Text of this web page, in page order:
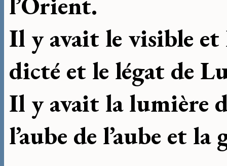
Il y avait le visible
dicté et le légat de
Il y avait la lumière
l’aube de l’aube et la